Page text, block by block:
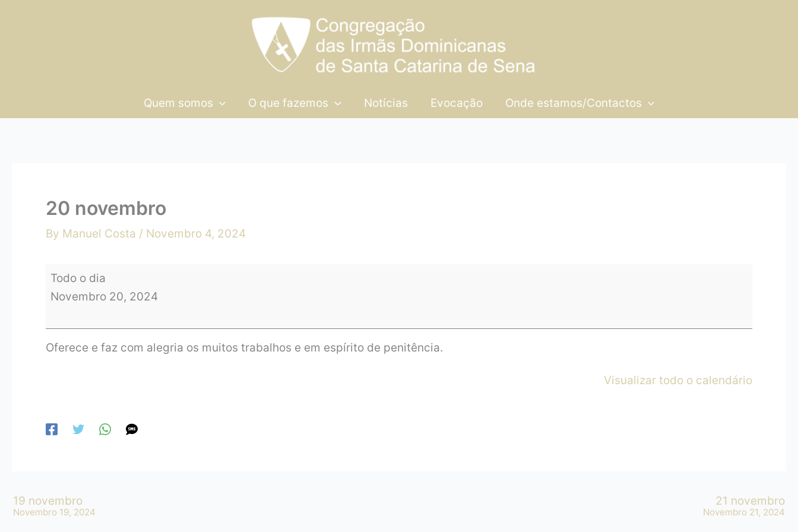
Quem somos O que fazemos Notícias Evocação Onde estamos/Contactos
20 novembro
By Manuel Costa / Novembro 4, 2024
Todo o dia
Novembro 20, 2024
Oferece e faz com alegria os muitos trabalhos e em espírito de penitência.
Visualizar todo o calendário
19 novembro
Novembro 19, 2024
21 novembro
Novembro 21, 2024